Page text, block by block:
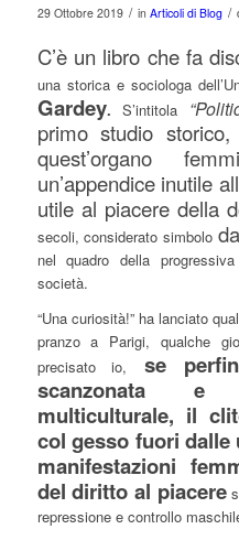
29 Ottobre 2019 / in Articoli di Blog /
C’è un libro che fa
una storica e sociologa
Gardey. S’intitola
primo studio
quest’organo
un’appendice inutile
utile al piacere della
secoli, considerato simbolo
nel quadro della
società.
“Una curiosità!” ha lanciato
pranzo a Parigi, qualche
precisato io,
se
scanzonata e
multiculturale, il
col gesso fuori
manifestazioni
del diritto al piacere
repressione e controllo